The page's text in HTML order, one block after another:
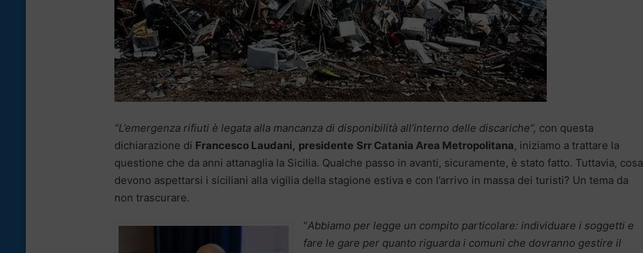
“L’emergenza rifiuti è legata alla mancanza di disponibilità all’interno delle discariche”, con questa
dichiarazione di Francesco Laudani, presidente Srr Catania Area Metropolitana, iniziamo a trattare la
questione che da anni attanaglia la Sicilia. Qualche passo in avanti, sicuramente, è stato fatto. Tuttavia, cosa
devono aspettarsi i siciliani alla vigilia della stagione estiva e con l’arrivo in massa dei turisti? Un tema da
non trascurare.
“Abbiamo per legge un compito particolare: individuare i soggetti e
fare le gare per quanto riguarda i comuni che dovranno gestire il